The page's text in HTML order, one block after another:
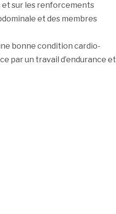
et sur les renforcements
et des membres
bonne condition cardio-
par un travail d’endurance et